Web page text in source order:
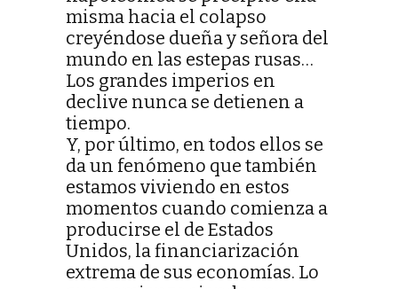
misma hacia el colapso
creyéndose dueña y señora del
mundo en las estepas rusas…
Los grandes imperios en
declive nunca se detienen a
tiempo.
Y, por último, en todos ellos se
da un fenómeno que también
estamos viviendo en estos
momentos cuando comienza a
producirse el de Estados
Unidos, la financiarización
extrema de sus economías. Lo